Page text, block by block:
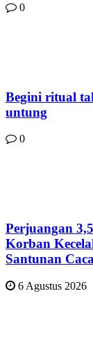
0
Begini ritual
untung
0
Perjuangan
Korban
Santunan
6 Agustus 2026